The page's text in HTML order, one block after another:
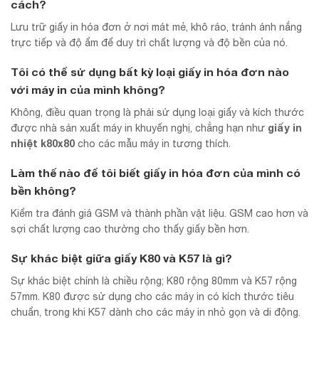
cách?
Lưu trữ giấy in hóa đơn ở nơi mát mẻ, khô ráo, tránh ánh nắng
trực tiếp và độ ẩm để duy trì chất lượng và độ bền của nó.
Tôi có thể sử dụng bất kỳ loại giấy in hóa đơn nào
với máy in của mình không?
Không, điều quan trọng là phải sử dụng loại giấy và kích thước
được nhà sản xuất máy in khuyến nghị, chẳng hạn như giấy in
nhiệt k80x80 cho các mẫu máy in tương thích.
Làm thế nào để tôi biết giấy in hóa đơn của mình có
bền không?
Kiểm tra đánh giá GSM và thành phần vật liệu. GSM cao hơn và
sợi chất lượng cao thường cho thấy giấy bền hơn.
Sự khác biệt giữa giấy K80 và K57 là gì?
Sự khác biệt chính là chiều rộng; K80 rộng 80mm và K57 rộng
57mm. K80 được sử dụng cho các máy in có kích thước tiêu
chuẩn, trong khi K57 dành cho các máy in nhỏ gọn và di động.